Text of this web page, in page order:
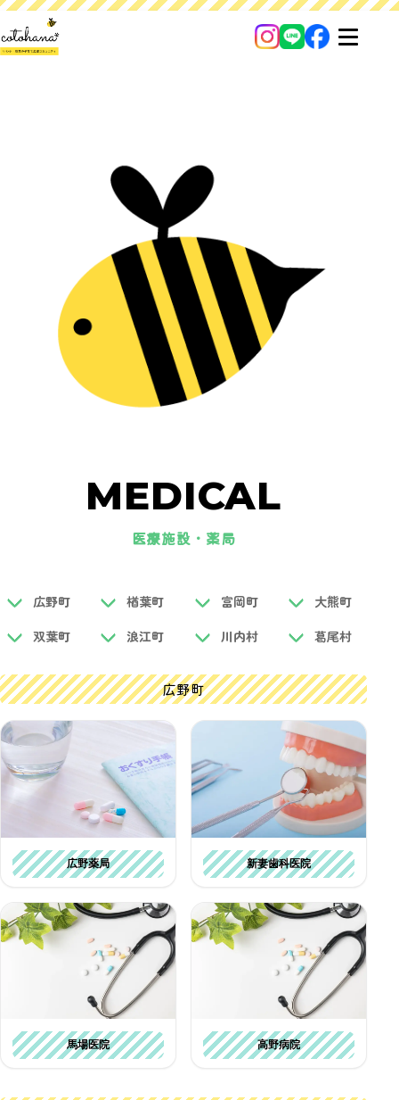
MEDICAL
医療施設・薬局
広野町 楢葉町 富岡町
大熊町
双葉町
浪江町 川内村 葛尾村
広野町
広野薬局 新妻歯科医院
馬場医院 高野病院